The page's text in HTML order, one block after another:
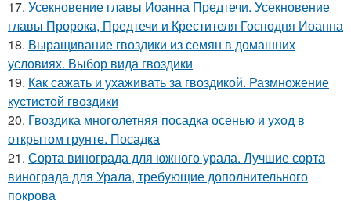
17. Усекновение главы Иоанна Предтечи. Усекновение
главы Пророка, Предтечи и Крестителя Господня Иоанна
18. Выращивание гвоздики из семян в домашних
условиях. Выбор вида гвоздики
19. Как сажать и ухаживать за гвоздикой. Размножение
кустистой гвоздики
20. Гвоздика многолетняя посадка осенью и уход в
открытом грунте. Посадка
21. Сорта винограда для южного урала. Лучшие сорта
винограда для Урала, требующие дополнительного
покрова